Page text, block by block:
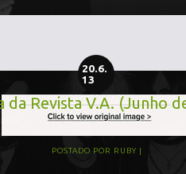
20.6.
13
da Revista V.A. (Junho
POSTADO POR RUBY